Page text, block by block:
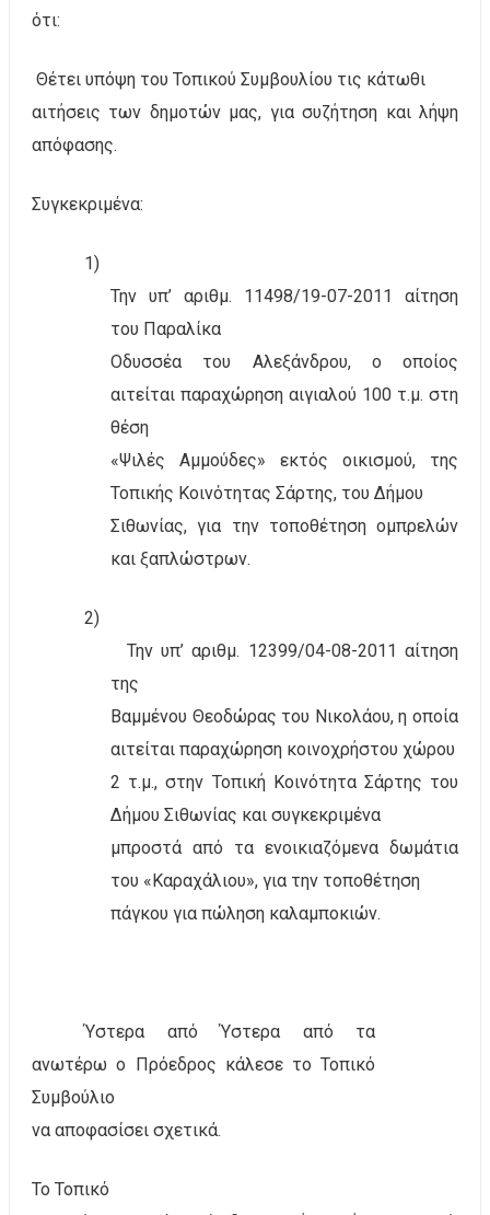
ότι:
Θέτει υπόψη του Τοπικού Συμβουλίου τις κάτωθι
αιτήσεις των δημοτών μας, για συζήτηση και λήψη
απόφασης.
Συγκεκριμένα:
1)
Την υπ’ αριθμ. 11498/19-07-2011 αίτηση
του Παραλίκα
Οδυσσέα του Αλεξάνδρου, ο οποίος
αιτείται παραχώρηση αιγιαλού 100 τ.μ. στη
θέση
«Ψιλές Αμμούδες» εκτός οικισμού, της
Τοπικής Κοινότητας Σάρτης, του Δήμου
Σιθωνίας, για την τοποθέτηση ομπρελών
και ξαπλώστρων.
2)
Την υπ’ αριθμ. 12399/04-08-2011 αίτηση
της
Βαμμένου Θεοδώρας του Νικολάου, η οποία
αιτείται παραχώρηση κοινοχρήστου χώρου
2 τ.μ., στην Τοπική Κοινότητα Σάρτης του
Δήμου Σιθωνίας και συγκεκριμένα
μπροστά από τα ενοικιαζόμενα δωμάτια
του «Καραχάλιου», για την τοποθέτηση
πάγκου για πώληση καλαμποκιών.
Ύστερα από Ύστερα από τα
ανωτέρω ο Πρόεδρος κάλεσε το Τοπικό
Συμβούλιο
να αποφασίσει σχετικά.
Το Τοπικό